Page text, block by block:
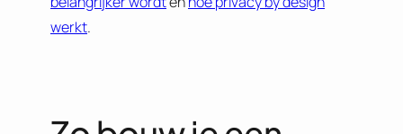
werkt.